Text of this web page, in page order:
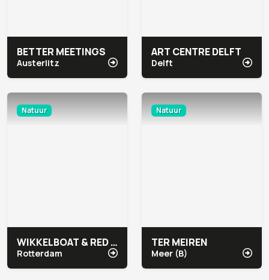
BETTER MEETINGS
Austerlitz
ART CENTRE DELFT
Delft
Natuur
WIKKELBOAT & RED APPLE MARINA
Rotterdam
Natuur
TER MEIREN
Meer (B)